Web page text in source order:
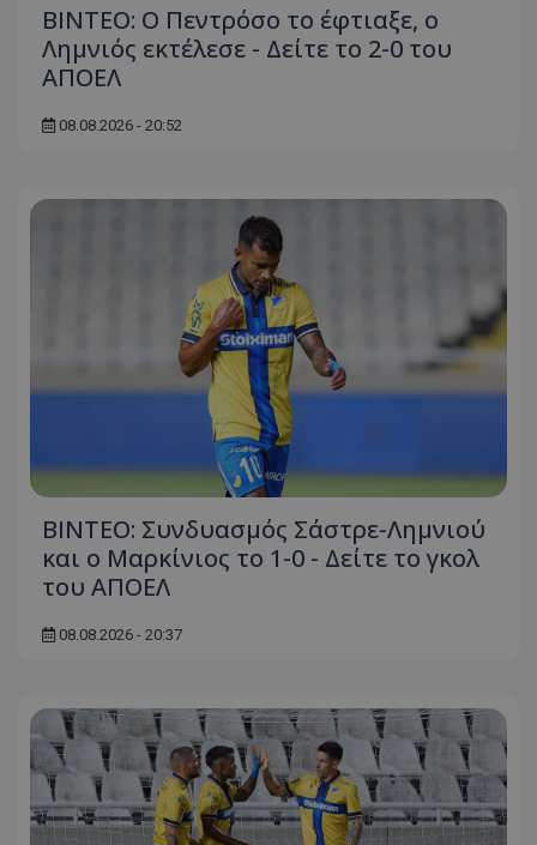
ΒΙΝΤΕΟ: Ο Πεντρόσο το έφτιαξε, ο
Λημνιός εκτέλεσε - Δείτε το 2-0 του
ΑΠΟΕΛ
08.08.2026 - 20:52
ΒΙΝΤΕΟ: Συνδυασμός Σάστρε-Λημνιού
και ο Μαρκίνιος το 1-0 - Δείτε το γκολ
του ΑΠΟΕΛ
08.08.2026 - 20:37